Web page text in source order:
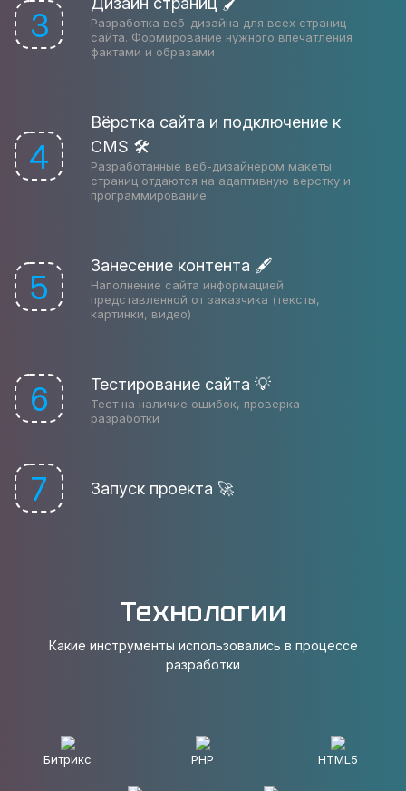
3
Разработка веб-дизайна для всех страниц
сайта. Формирование нужного впечатления
фактами и образами
4
Вёрстка сайта и подключение к
CMS 🛠
Разработанные веб-дизайнером макеты
страниц отдаются на адаптивную верстку и
программирование
5
Занесение контента 🖋
Наполнение сайта информацией
представленной от заказчика (тексты,
картинки, видео)
6 Тестирование сайта 💡
Тест на наличие ошибок, проверка
разработки
7 Запуск проекта 🚀
Технологии
Какие инструменты использовались в процессе
разработки
Битрикс PHP HTML5